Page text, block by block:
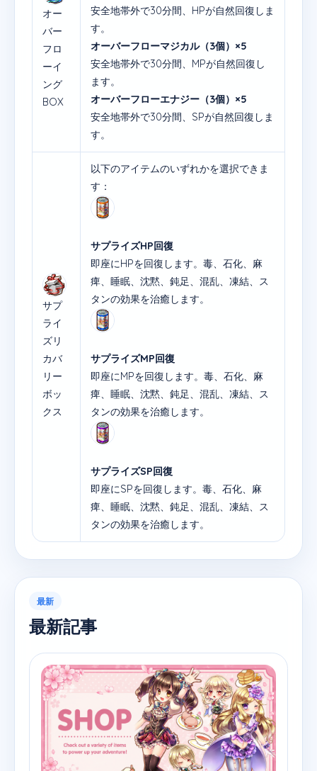
オー
バー
フロ
ーイ
ング
BOX
安全地帯外で30分間、HPが自然回復しま
す。
オーバーフローマジカル（3個）×5
安全地帯外で30分間、MPが自然回復し
ます。
オーバーフローエナジー（3個）×5
安全地帯外で30分間、SPが自然回復しま
す。
サプ
ライ
ズリ
カバ
リー
ボッ
クス
以下のアイテムのいずれかを選択できま
す：
サプライズHP回復
即座にHPを回復します。毒、石化、麻
痺、睡眠、沈黙、鈍足、混乱、凍結、ス
タンの効果を治癒します。
サプライズMP回復
即座にMPを回復します。毒、石化、麻
痺、睡眠、沈黙、鈍足、混乱、凍結、ス
タンの効果を治癒します。
サプライズSP回復
即座にSPを回復します。毒、石化、麻
痺、睡眠、沈黙、鈍足、混乱、凍結、ス
タンの効果を治癒します。
最新
最新記事